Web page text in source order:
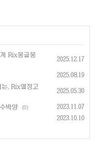
Rix몽글몽
2025.12.17
2025.08.19
, Rix열정고
2025.05.30
박양 (0) 2023.11.07
2023.10.10